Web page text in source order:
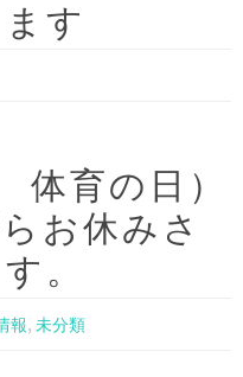
す
育の日）
お休みさ
。
報, 未分類